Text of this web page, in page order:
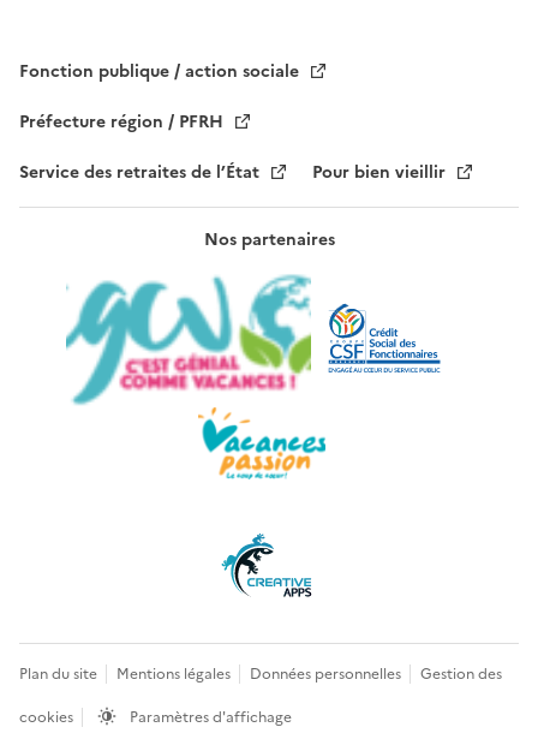
e
Fonction publique / action sociale
Préfecture région / PFRH
Service des retraites de l’État
Pour bien vieillir
Nos partenaires
Plan du site Mentions légales Données personnelles
Gestion des
cookies
Paramètres d'affichage